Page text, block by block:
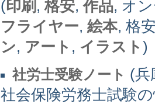
(印刷 ,格安,作品, オ
フライヤー, 絵本, 格
ン, アート , イラスト )
社労士受験ノート (兵
社会保険労務士試験